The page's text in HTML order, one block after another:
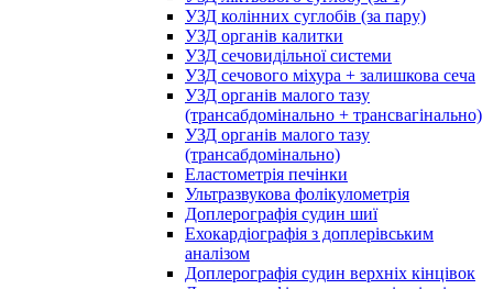
УЗД колінних суглобів (за пару)
УЗД органів калитки
УЗД сечовидільної системи
УЗД сечового міхура + залишкова сеча
УЗД органів малого тазу
(трансабдомінально + трансвагінально)
УЗД органів малого тазу
(трансабдомінально)
Еластометрія печінки
Ультразвукова фолікулометрія
Доплерографія судин шиї
Ехокардіографія з доплерівським
аналізом
Доплерографія судин верхніх кінцівок